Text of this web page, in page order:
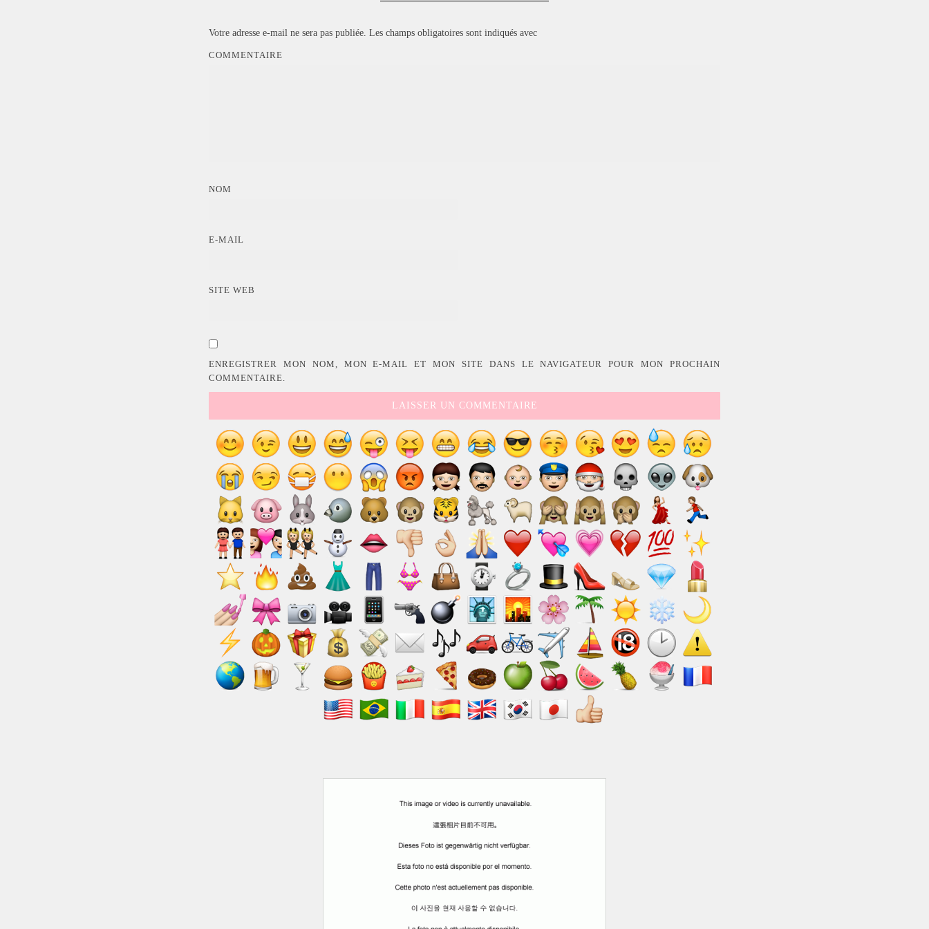
Votre adresse e-mail ne sera pas publiée. Les champs obligatoires sont indiqués avec
COMMENTAIRE
NOM
E-MAIL
SITE WEB
ENREGISTRER MON NOM, MON E-MAIL ET MON SITE DANS LE NAVIGATEUR POUR MON PROCHAIN
COMMENTAIRE.